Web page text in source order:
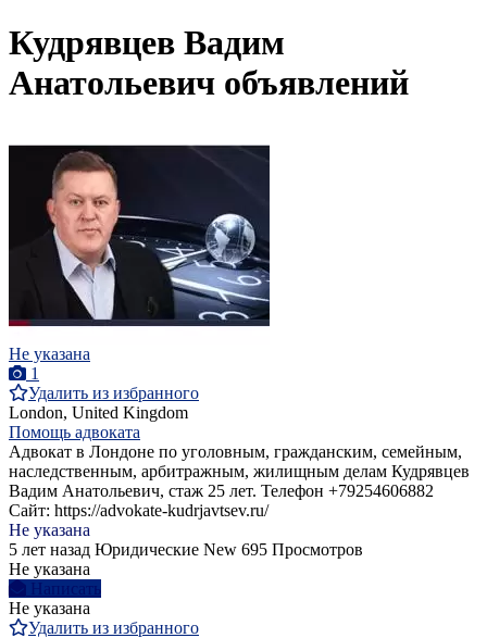
Кудрявцев Вадим
Анатольевич объявлений
Не указана
1
Удалить из избранного
London, United Kingdom
Помощь адвоката
Адвокат в Лондоне по уголовным, гражданским, семейным,
наследственным, арбитражным, жилищным делам Кудрявцев
Вадим Анатольевич, стаж 25 лет. Телефон +79254606882
Сайт: https://advokate-kudrjavtsev.ru/
Не указана
5 лет назад Юридические New 695 Просмотров
Не указана
Написать
Не указана
Удалить из избранного